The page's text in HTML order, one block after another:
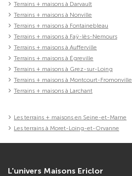
Terrains + maisons à Darvault
Terrains + maisons à Nonville
Terrains + maisons à Fontainebleau
Terrains + maisons à Faÿ-lès-Nemours
Terrains + maisons à Aufferville
Terrains + maisons à Égreville
Terrains + maisons à Grez-sur-Loing
Terrains + maisons à Montcourt-Fromonville
Terrains + maisons à Larchant
Les terrains + maisons en Seine-et-Marne
Les terrains à Moret-Loing-et-Orvanne
L'univers Maisons Ericlor